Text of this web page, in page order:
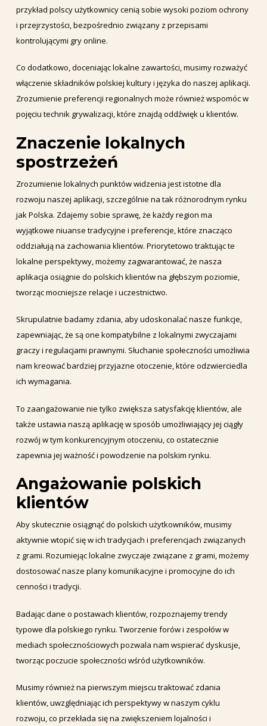
przykład polscy użytkownicy cenią sobie wysoki poziom ochrony
i przejrzystości, bezpośrednio związany z przepisami
kontrolującymi gry online.
Co dodatkowo, doceniając lokalne zawartości, musimy rozważyć
włączenie składników polskiej kultury i języka do naszej aplikacji.
Zrozumienie preferencji regionalnych może również wspomóc w
pojęciu technik grywalizacji, które znajdą oddźwięk u klientów.
Znaczenie lokalnych
spostrzeżeń
Zrozumienie lokalnych punktów widzenia jest istotne dla
rozwoju naszej aplikacji, szczególnie na tak różnorodnym rynku
jak Polska. Zdajemy sobie sprawę, że każdy region ma
wyjątkowe niuanse tradycyjne i preferencje, które znacząco
oddziałują na zachowania klientów. Priorytetowo traktując te
lokalne perspektywy, możemy zagwarantować, że nasza
aplikacja osiągnie do polskich klientów na głębszym poziomie,
tworząc mocniejsze relacje i uczestnictwo.
Skrupulatnie badamy zdania, aby udoskonalać nasze funkcje,
zapewniając, że są one kompatybilne z lokalnymi zwyczajami
graczy i regulacjami prawnymi. Słuchanie społeczności umożliwia
nam kreować bardziej przyjazne otoczenie, które odzwierciedla
ich wymagania.
To zaangażowanie nie tylko zwiększa satysfakcję klientów, ale
także ustawia naszą aplikację w sposób umożliwiający jej ciągły
rozwój w tym konkurencyjnym otoczeniu, co ostatecznie
zapewnia jej ważność i powodzenie na polskim rynku.
Angażowanie polskich
klientów
Aby skutecznie osiągnąć do polskich użytkowników, musimy
aktywnie wtopić się w ich tradycjach i preferencjach związanych
z grami. Rozumiejąc lokalne zwyczaje związane z grami, możemy
dostosować nasze plany komunikacyjne i promocyjne do ich
cenności i tradycji.
Badając dane o postawach klientów, rozpoznajemy trendy
typowe dla polskiego rynku. Tworzenie forów i zespołów w
mediach społecznościowych pozwala nam wspierać dyskusje,
tworząc poczucie społeczności wśród użytkowników.
Musimy również na pierwszym miejscu traktować zdania
klientów, uwzględniając ich perspektywy w naszym cyklu
rozwoju, co przekłada się na zwiększeniem lojalności i